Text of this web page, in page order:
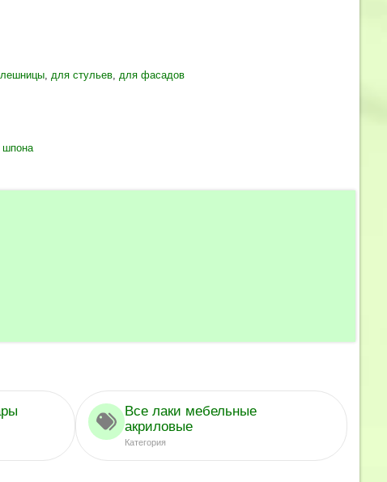
для стульев для фасадов
шпона
Все лаки мебельные
акриловые
Категория